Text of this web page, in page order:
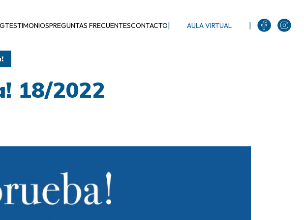
TESTIMONIOSPREGUNTAS FRECUENTESCONTACTO| AULA VIRTUAL |
18/2022